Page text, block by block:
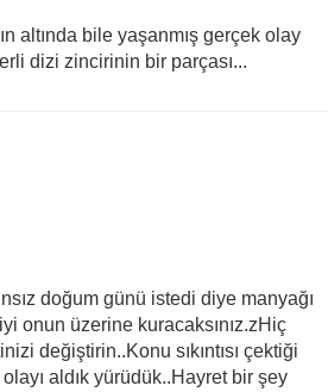
altında bile yaşanmış gerçek olay
dizi zincirinin bir parçası...
doğum günü istedi diye manyağı
onun üzerine kuracaksınız.zHiç
değiştirin..Konu sıkıntısı çektiği
aldık yürüdük..Hayret bir şey